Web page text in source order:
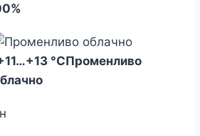
…+13 °CПроменливо